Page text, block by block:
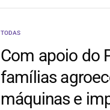
TODAS
Com apoio do
famílias
máquinas e